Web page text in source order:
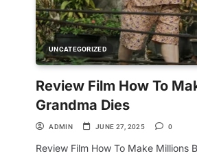
UNCATEGORIZED
Review Film How To
Grandma Dies
ADMIN JUNE 27, 2025 0
Review Film How To Make Millions